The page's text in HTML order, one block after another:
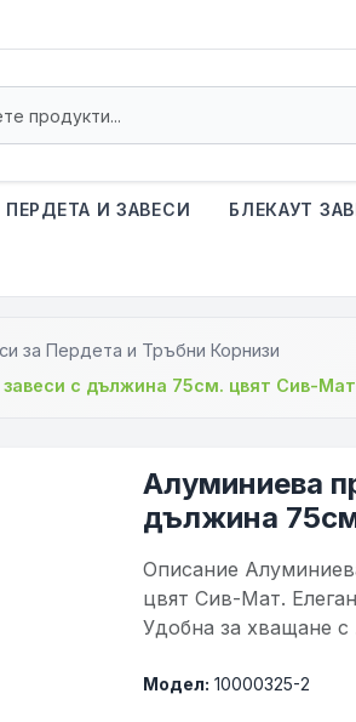
И ЗАВЕСИ БЛЕКАУТ
за Пердета и Тръбни Корнизи
с дължина 75см. цвят Сив-
Алуминиева
дължина
Описание
цвят Сив-Мат.
Удобна за хващане с
Модел: 10000325-2